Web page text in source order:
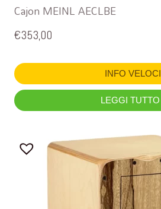
Cajon MEINL AECLBE
€353,00
INFO VELOCI
LEGGI TUTTO